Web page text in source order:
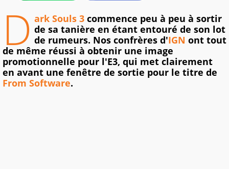
D ark Souls 3 commence peu à peu à sortir
de sa tanière en étant entouré de son lot
de rumeurs. Nos confrères d'IGN ont tout
de même réussi à obtenir une image
promotionnelle pour l'E3, qui met clairement
en avant une fenêtre de sortie pour le titre de
From Software.